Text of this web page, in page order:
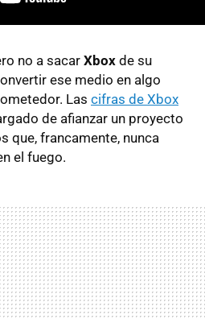
no a sacar Xbox de su
ese medio en algo
Las cifras de Xbox
de afianzar un proyecto
que, francamente, nunca
el fuego.